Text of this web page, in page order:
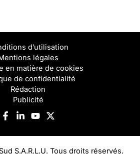
d’utilisation
légales
en matière de cookies
de confidentialité
Rédaction
Publicité
S.A.R.L.U. Tous droits réservés.